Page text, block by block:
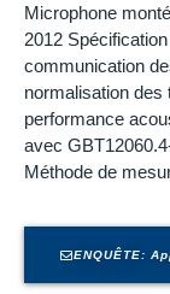
Microphone
2012
communication
normalisation
performance
avec
Méthode de
ENQUÊTE: